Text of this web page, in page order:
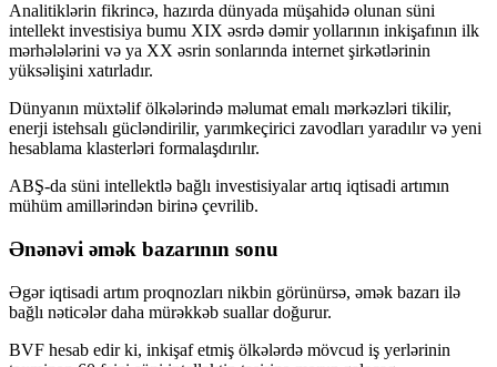
Analitiklərin fikrincə, hazırda dünyada müşahidə olunan süni
intellekt investisiya bumu XIX əsrdə dəmir yollarının inkişafının ilk
mərhələlərini və ya XX əsrin sonlarında internet şirkətlərinin
yüksəlişini xatırladır.
Dünyanın müxtəlif ölkələrində məlumat emalı mərkəzləri tikilir,
enerji istehsalı gücləndirilir, yarımkeçirici zavodları yaradılır və yeni
hesablama klasterləri formalaşdırılır.
ABŞ-da süni intellektlə bağlı investisiyalar artıq iqtisadi artımın
mühüm amillərindən birinə çevrilib.
Ənənəvi əmək bazarının sonu
Əgər iqtisadi artım proqnozları nikbin görünürsə, əmək bazarı ilə
bağlı nəticələr daha mürəkkəb suallar doğurur.
BVF hesab edir ki, inkişaf etmiş ölkələrdə mövcud iş yerlərinin